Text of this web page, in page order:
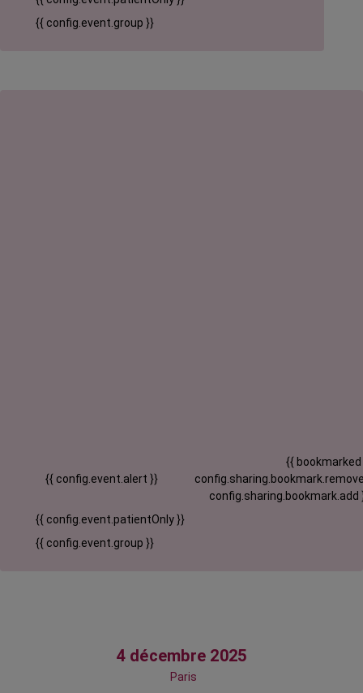
{{ config.event.group }}
{{ config.event.alert }}
{{ bookmarked
config.sharing.bookmark.add
{{ config.event.patientOnly }}
{{ config.event.group }}
4 décembre 2025
Paris